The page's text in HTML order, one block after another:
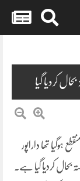
کردیا گیا
ہوگیا تھا داراپور
بحال کردیا گیا ہے۔